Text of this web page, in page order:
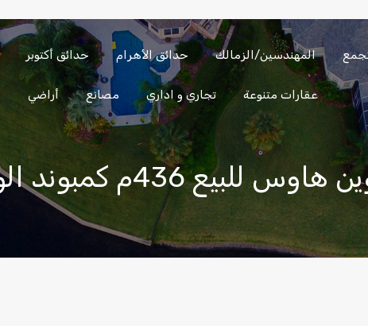
المهندسين/
الزمالك
التجمع
العين
السخنة
الساحل
الشمالي
حدائق أكتوبر حدائق الأهرام المهندسين/الزمالك
أراضي مصانع تجاري و اداري عقارات متنوعة
436م كمبوند الورود تسهيلات 7 سنوات